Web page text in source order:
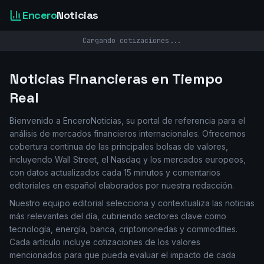
EnceroNoticias
Cargando cotizaciones...
Noticias Financieras en Tiempo
Real
Bienvenido a EnceroNoticias, su portal de referencia para el
análisis de mercados financieros internacionales. Ofrecemos
cobertura continua de las principales bolsas de valores,
incluyendo Wall Street, el Nasdaq y los mercados europeos,
con datos actualizados cada 15 minutos y comentarios
editoriales en español elaborados por nuestra redacción.
Nuestro equipo editorial selecciona y contextualiza las noticias
más relevantes del día, cubriendo sectores clave como
tecnología, energía, banca, criptomonedas y commodities.
Cada artículo incluye cotizaciones de los valores
mencionados para que pueda evaluar el impacto de cada